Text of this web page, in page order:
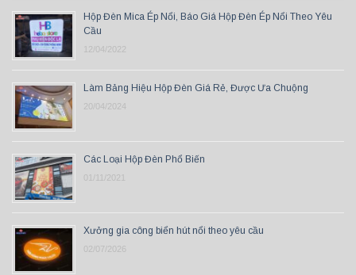
Hộp Đèn Mica Ép Nổi, Báo Giá Hộp Đèn Ép Nổi Theo Yêu
Cầu
12/04/2022
Làm Bảng Hiệu Hộp Đèn Giá Rẻ, Được Ưa Chuộng
20/04/2024
Các Loại Hộp Đèn Phổ Biến
01/11/2021
Xưởng gia công biển hút nổi theo yêu cầu
02/07/2026